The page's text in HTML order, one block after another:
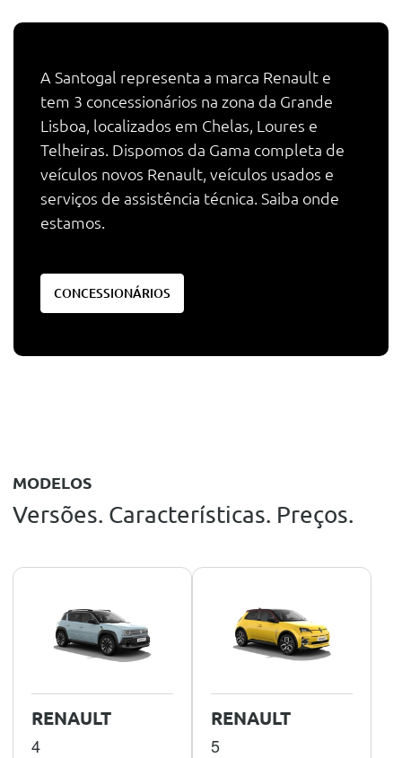
A Santogal representa a marca Renault e
tem 3 concessionários na zona da Grande
Lisboa, localizados em Chelas, Loures e
Telheiras. Dispomos da Gama completa de
veículos novos Renault, veículos usados e
serviços de assistência técnica. Saiba onde
estamos.
CONCESSIONÁRIOS
MODELOS
Versões. Características. Preços.
RENAULT
4
RENAULT
5